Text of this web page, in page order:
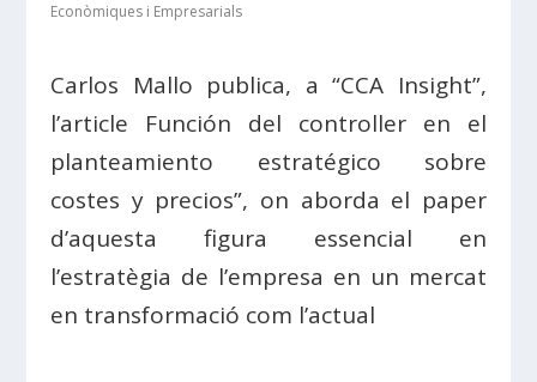
Econòmiques i Empresarials
Carlos Mallo publica, a “CCA Insight”,
l’article Función del controller en el
planteamiento estratégico sobre
costes y precios”, on aborda el paper
d’aquesta figura essencial en
l’estratègia de l’empresa en un mercat
en transformació com l’actual